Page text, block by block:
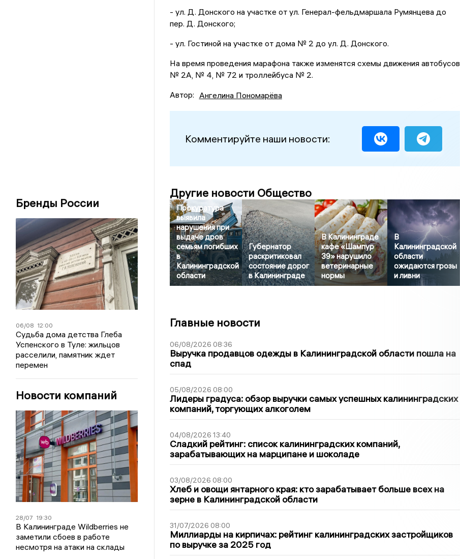
Бренды России
06/08 12:00
Судьба дома детства Глеба
Успенского в Туле: жильцов
расселили, памятник ждет
перемен
Новости компаний
28/07 19:30
В Калининграде Wildberries не
заметили сбоев в работе
несмотря на атаки на склады
- ул. Д. Донского на участке от ул. Генерал-фельдмаршала Румянцева до
пер. Д. Донского;
- ул. Гостиной на участке от дома № 2 до ул. Д. Донского.
На время проведения марафона также изменятся схемы движения автобусов
№ 2А, № 4, № 72 и троллейбуса № 2.
Автор: Ангелина Пономарёва
Комментируйте наши новости:
Другие новости Общество
Прокуратура
выявила
нарушения при
выдаче дров
семьям погибших
в
Калининградской
области
Губернатор
раскритиковал
состояние дорог
в Калининграде
В Калининграде
кафе «Шампур
39» нарушило
ветеринарные
нормы
В
Калининградской
области
ожидаются грозы
и ливни
Главные новости
06/08/2026 08:36
Выручка продавцов одежды в Калининградской области пошла на
спад
05/08/2026 08:00
Лидеры градуса: обзор выручки самых успешных калининградских
компаний, торгующих алкоголем
04/08/2026 13:40
Сладкий рейтинг: список калининградских компаний,
зарабатывающих на марципане и шоколаде
03/08/2026 08:00
Хлеб и овощи янтарного края: кто зарабатывает больше всех на
зерне в Калининградской области
31/07/2026 08:00
Миллиарды на кирпичах: рейтинг калининградских застройщиков
по выручке за 2025 год